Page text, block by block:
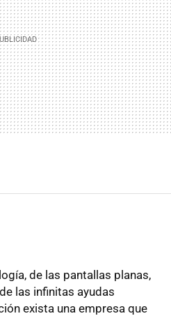
de las pantallas planas,
las infinitas ayudas
exista una empresa que